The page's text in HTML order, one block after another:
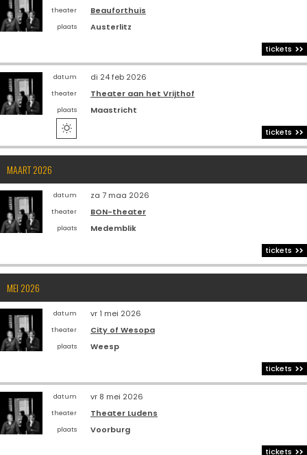
theater Beauforthuis
plaats
Austerlitz
tickets
datum di 24 feb 2026
theater Theater aan het Vrijthof
plaats Maastricht
 tickets
MAART 2026
datum za 7 maa 2026
theater BON-theater
plaats
Medemblik
tickets
MEI 2026
datum vr 1 mei 2026
theater City of Wesopa
plaats
Weesp
tickets
datum vr 8 mei 2026
theater Theater Ludens
plaats
Voorburg
tickets